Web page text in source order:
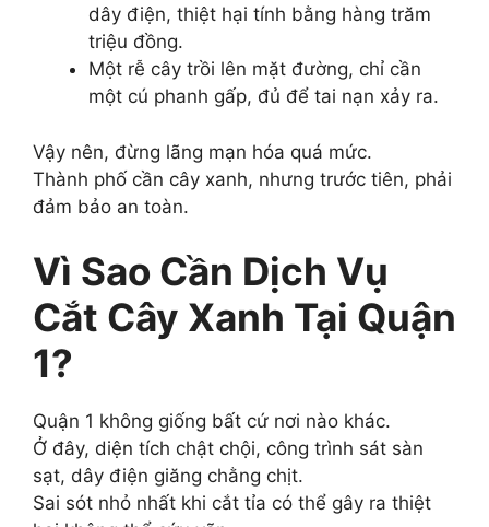
dây điện, thiệt hại tính bằng hàng trăm
triệu đồng.
Một rễ cây trồi lên mặt đường, chỉ cần
một cú phanh gấp, đủ để tai nạn xảy ra.
Vậy nên, đừng lãng mạn hóa quá mức.
Thành phố cần cây xanh, nhưng trước tiên, phải
đảm bảo an toàn.
Vì Sao Cần Dịch Vụ
Cắt Cây Xanh Tại Quận
1?
Quận 1 không giống bất cứ nơi nào khác.
Ở đây, diện tích chật chội, công trình sát sàn
sạt, dây điện giăng chằng chịt.
Sai sót nhỏ nhất khi cắt tỉa có thể gây ra thiệt